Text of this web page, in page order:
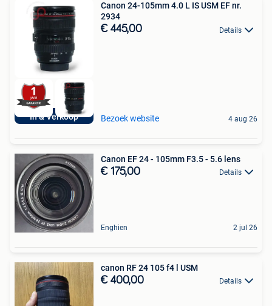
In & Verkoop
Canon 24-105mm 4.0 L IS USM EF nr.
2934
€ 445,00 Details
Bezoek website 4 aug 26
Canon EF 24 - 105mm F3.5 - 5.6 lens
€ 175,00 Details
Enghien 2 jul 26
canon RF 24 105 f4 l USM
€ 400,00 Details